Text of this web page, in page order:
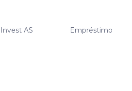
AS Empréstimo